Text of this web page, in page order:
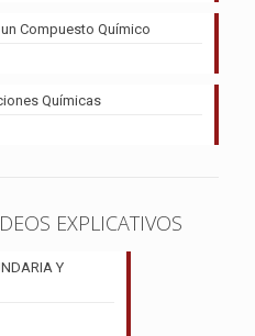
Compuesto Químico
Químicas
EXPLICATIVOS
Y